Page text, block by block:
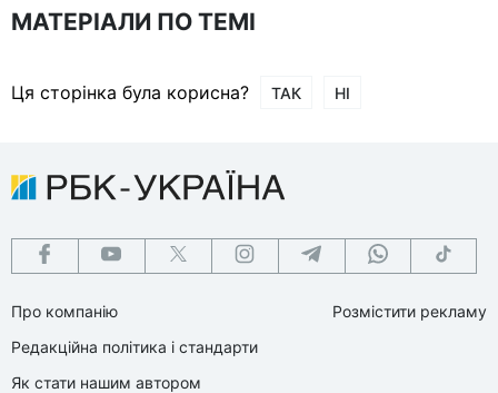
МАТЕРІАЛИ ПО ТЕМІ
Ця сторінка була корисна? ТАК НІ
Про компанію
Редакційна політика і стандарти
Як стати нашим автором
Розмістити рекламу